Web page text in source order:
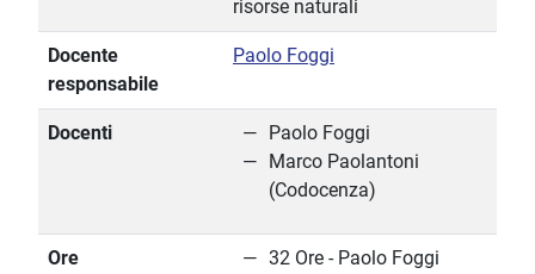
risorse naturali
Docente
responsabile
Paolo Foggi
Docenti
Paolo Foggi
Marco Paolantoni
(Codocenza)
Ore
32 Ore - Paolo Foggi